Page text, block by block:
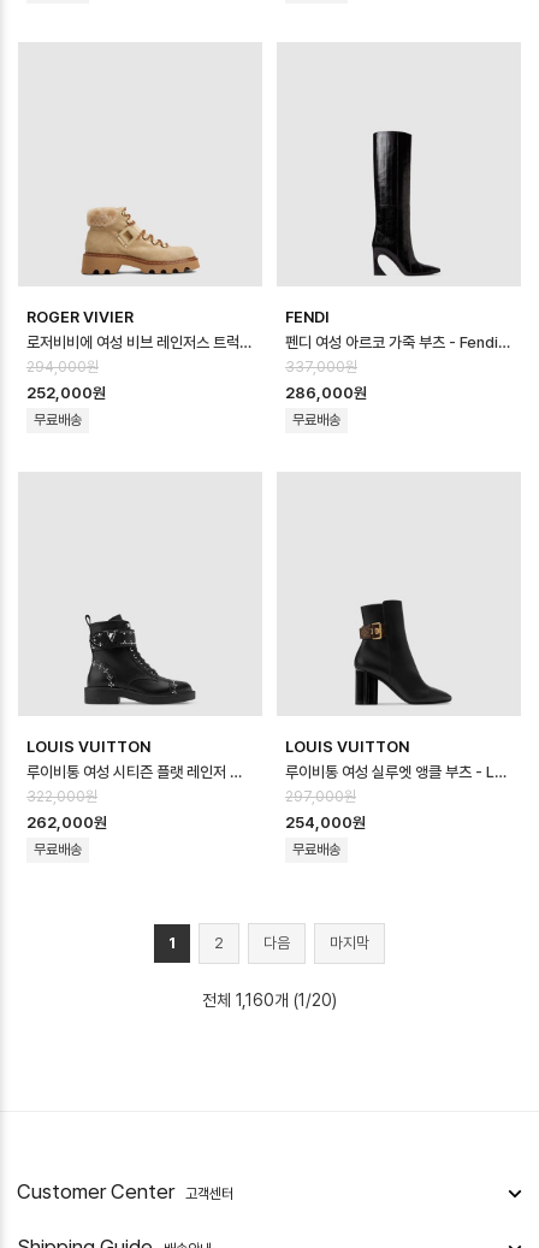
ROGER VIVIER
로저비비에 여성 비브 레인저스 트럭 부티 - Roger Vivier Womens Viv R…
294,000원
252,000원
무료배송
FENDI
펜디 여성 아르코 가죽 부츠 - Fendi Womens Arco Leather Boots …
337,000원
286,000원
무료배송
LOUIS VUITTON
루이비통 여성 시티즌 플랫 레인저 부츠 - Louis vuitton Womens Citiz…
322,000원
262,000원
무료배송
LOUIS VUITTON
루이비통 여성 실루엣 앵클 부츠 - Louis vuitton Womens Silhouett…
297,000원
254,000원
무료배송
1 2 다음 마지막
전체 1,160개 (1/20)
Customer Center 고객센터